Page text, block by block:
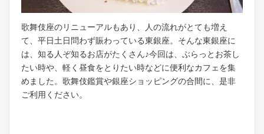
歌舞伎座のリニューアルもあり、人の流れがとても増え
て、平日土日問わず賑わっている東銀座。そんな東銀座に
は、知る人ぞ知るお店がたくさん♪今回は、ぶらっとお茶し
たい時や、軽く昼食をとりたい時などに便利なカフェを集
めました。歌舞伎鑑賞や銀座ショッピングの合間に、是非
ご利用ください。